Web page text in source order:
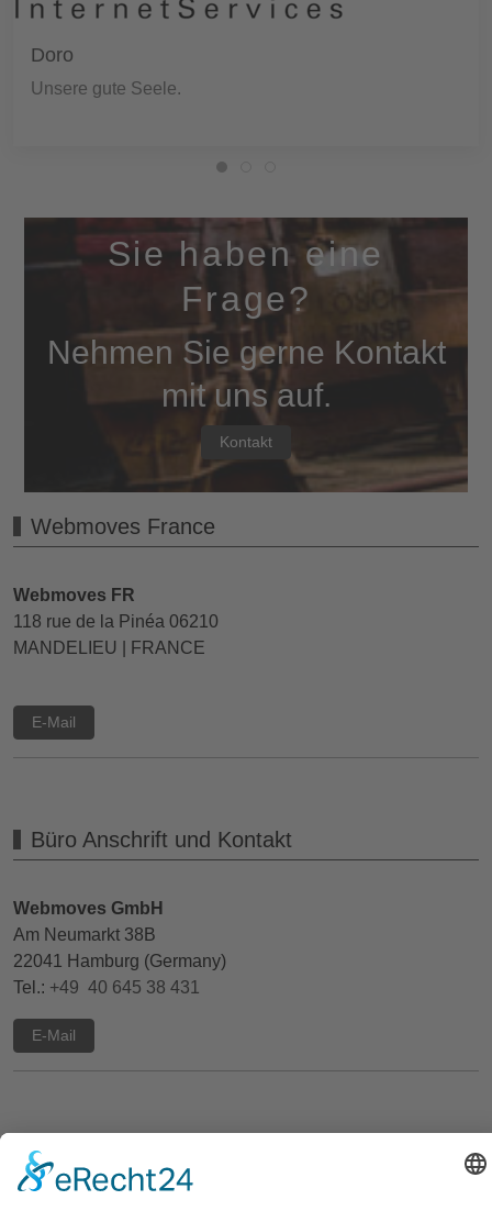
Doro
Unsere gute Seele.
Sie haben eine
Frage?
Nehmen Sie gerne Kontakt
mit uns auf.
Kontakt
Webmoves France
Webmoves FR
118 rue de la Pinéa 06210
MANDELIEU | FRANCE
E-Mail
Büro Anschrift und Kontakt
Webmoves GmbH
Am Neumarkt 38B
22041 Hamburg (Germany)
Tel.: +49 40 645 38 431
E-Mail
Verwaltung & Buchhaltung